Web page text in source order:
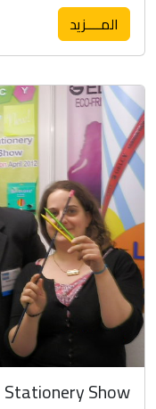
المــــزيد
Stationery Show